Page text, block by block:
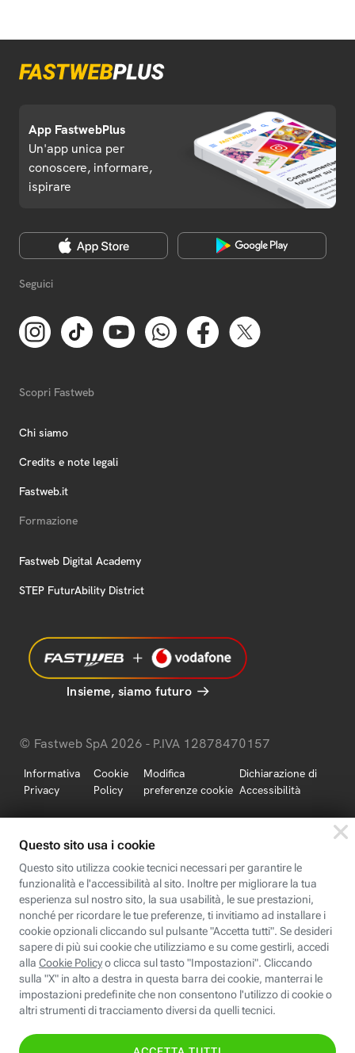
App FastwebPlus
Un'app unica per
conoscere, informare,
ispirare
Seguici
Scopri Fastweb
Chi siamo
Credits e note legali
Fastweb.it
Formazione
Fastweb Digital Academy
STEP FuturAbility District
Insieme, siamo futuro
© Fastweb SpA 2026 - P.IVA 12878470157
Informativa
Privacy
Cookie
Policy
Modifica
preferenze cookie
Dichiarazione di
Accessibilità